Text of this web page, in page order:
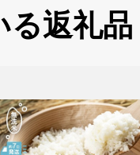
る返礼品